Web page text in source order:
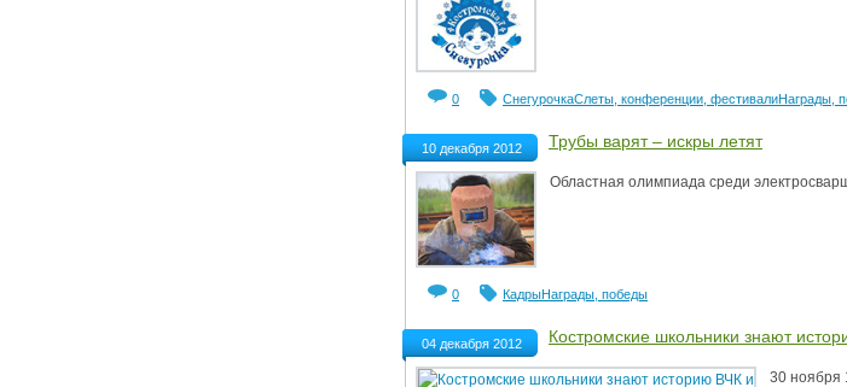
0 СнегурочкаСлеты, конференции, фестивалиНаграды,
10 декабря 2012 Трубы варят – искры летят
Областная олимпиада среди
0 КадрыНаграды, победы
04 декабря 2012 Костромские школьники знают
30 ноября